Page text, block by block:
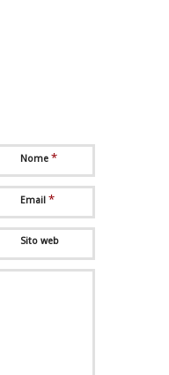
Nome *
Email *
Sito web